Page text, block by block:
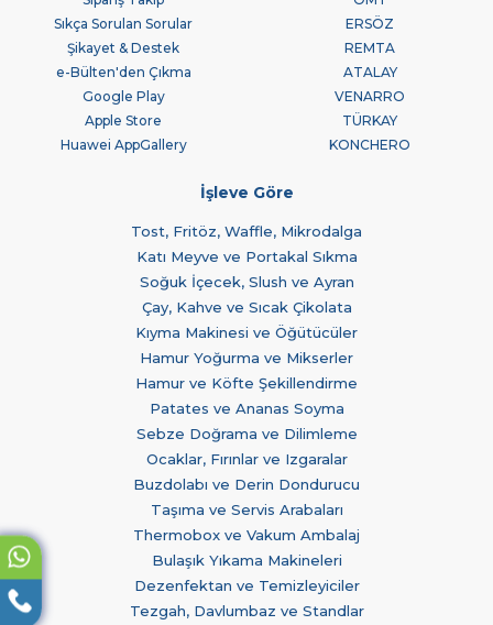
Sıkça Sorulan Sorular
Şikayet & Destek
e-Bülten'den Çıkma
Google Play
Apple Store
Huawei AppGallery
ERSÖZ
REMTA
ATALAY
VENARRO
TÜRKAY
KONCHERO
İşleve Göre
Tost, Fritöz, Waffle, Mikrodalga
Katı Meyve ve Portakal Sıkma
Soğuk İçecek, Slush ve Ayran
Çay, Kahve ve Sıcak Çikolata
Kıyma Makinesi ve Öğütücüler
Hamur Yoğurma ve Mikserler
Hamur ve Köfte Şekillendirme
Patates ve Ananas Soyma
Sebze Doğrama ve Dilimleme
Ocaklar, Fırınlar ve Izgaralar
Buzdolabı ve Derin Dondurucu
Taşıma ve Servis Arabaları
Thermobox ve Vakum Ambalaj
Bulaşık Yıkama Makineleri
Dezenfektan ve Temizleyiciler
Tezgah, Davlumbaz ve Standlar